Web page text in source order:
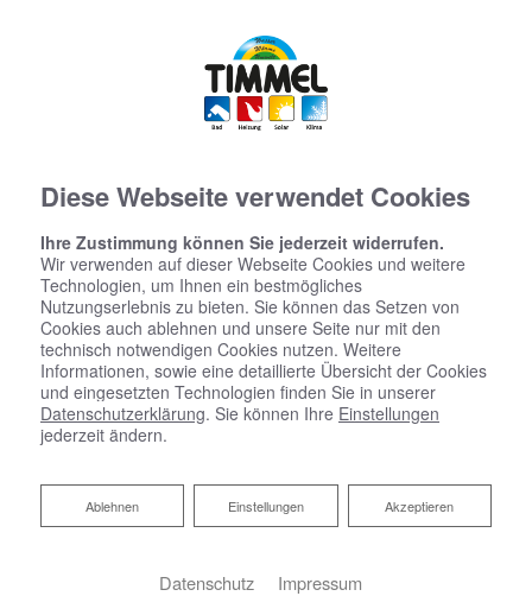
Ihr Bad aus einer Hand​ von
Meisterhaft realisiert und koordiniert
Ein perfekt modernisiertes Bad ist das Ergebnis der
Diese Webseite verwendet Cookies
Ihre Zustimmung können Sie jederzeit widerrufen.
Wir verwenden auf dieser Webseite Cookies und weitere
Technologien, um Ihnen ein bestmögliches
Nutzungserlebnis zu bieten. Sie können das Setzen von
Cookies auch ablehnen und unsere Seite nur mit den
technisch notwendigen Cookies nutzen. Weitere
Informationen, sowie eine detaillierte Übersicht der Cookies
und eingesetzten Technologien finden Sie in unserer
Datenschutzerklärung. Sie können Ihre Einstellungen
jederzeit ändern.
Akzeptieren
Einstellungen
Ablehnen
Ablehnen
Datenschutz Impressum